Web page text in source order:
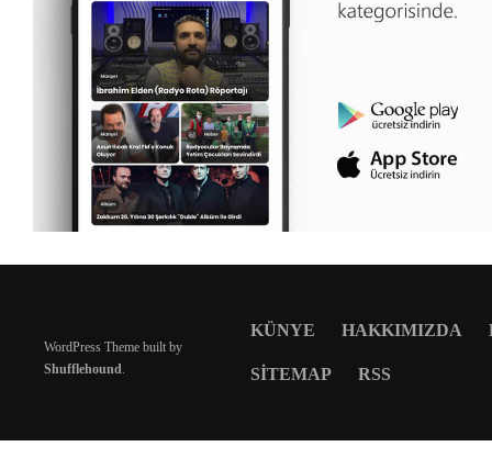
WordPress Theme built by
Shufflehound
KÜNYE HAKKIMIZDA
SITEMAP RSS